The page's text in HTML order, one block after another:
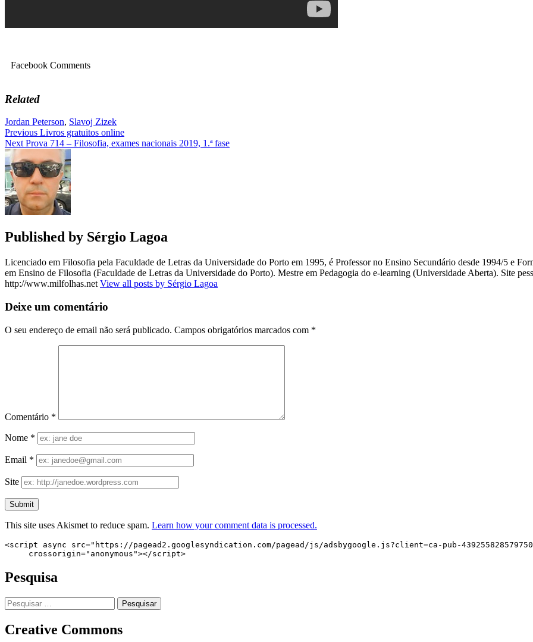
Facebook Comments
Related
Jordan Peterson, Slavoj Zizek
Navegação
de
artigos
Previous Livros gratuitos online
Next Prova 714 – Filosofia, exames nacionais 2019, 1.ª fase
Published by Sérgio Lagoa
Licenciado em Filosofia pela Faculdade de Letras da Universidade do Porto em 1995, é Professor no Ensino Secundário desde 1994/5 e
em Ensino de Filosofia (Faculdade de Letras da Universidade do Porto). Mestre em Pedagogia do e-learning (Universidade Aberta). Site
http://www.milfolhas.net View all posts by Sérgio Lagoa
Deixe um comentário
O seu endereço de email não será publicado. Campos obrigatórios marcados com *
Comentário *
Nome *
Email *
Site
This site uses Akismet to reduce spam. Learn how your comment data is processed.
<script async src="https://pagead2.googlesyndication.com/pagead/js/adsbygoogle.js?client=ca-pub-
     crossorigin="anonymous"></script>
Pesquisa
Pesquisar
por:
Creative Commons